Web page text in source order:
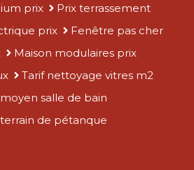
prix
Prix terrassement
prix
Fenêtre pas cher
Maison modulaires prix
Tarif nettoyage vitres m2
salle de bain
de pétanque